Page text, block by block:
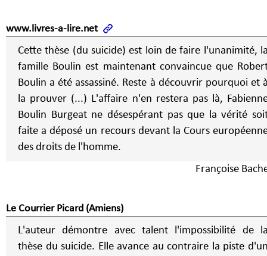
www.livres-a-lire.net
Cette thèse (du suicide) est loin de faire l'unanimité,
famille Boulin est maintenant convaincue que
Boulin a été assassiné. Reste à découvrir pourquoi et
la prouver (...) L'affaire n'en restera pas là,
Boulin Burgeat ne désespérant pas que la vérité
faite a déposé un recours devant la Cours
des droits de l'homme.
Françoise
Le Courrier Picard (Amiens)
L'auteur démontre avec talent l'impossibilité de
thèse du suicide. Elle avance au contraire la piste